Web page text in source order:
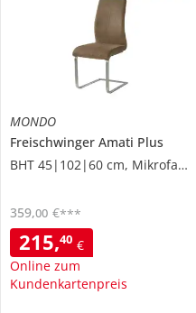
MONDO
Freischwinger Amati Plus
BHT 45|102|60 cm, Mikrofaser
215,40 €
Online zum
Kundenkartenpreis
359,00 €***